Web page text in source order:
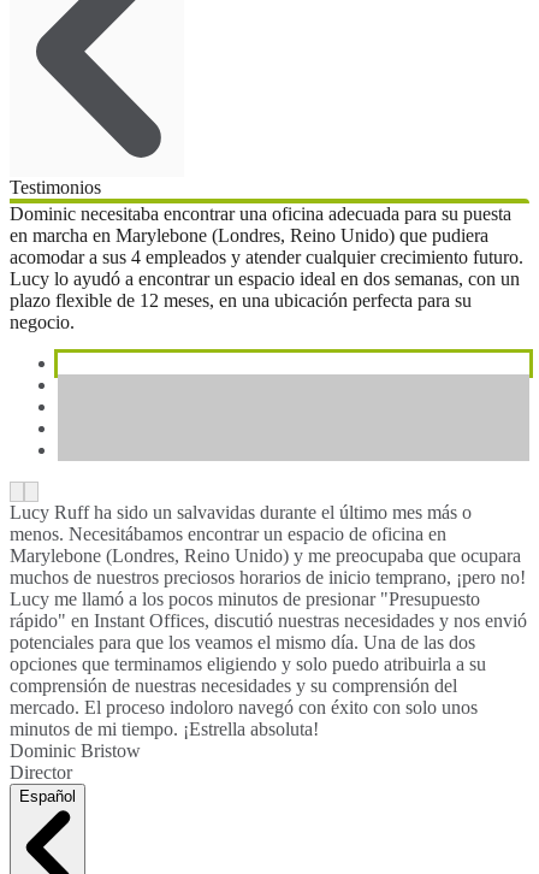
Testimonios
Dominic necesitaba encontrar una oficina adecuada para su puesta
en marcha en Marylebone (Londres, Reino Unido) que pudiera
acomodar a sus 4 empleados y atender cualquier crecimiento futuro.
Lucy lo ayudó a encontrar un espacio ideal en dos semanas, con un
plazo flexible de 12 meses, en una ubicación perfecta para su
negocio.
Lucy Ruff ha sido un salvavidas durante el último mes más o
menos. Necesitábamos encontrar un espacio de oficina en
Marylebone (Londres, Reino Unido) y me preocupaba que ocupara
muchos de nuestros preciosos horarios de inicio temprano, ¡pero no!
Lucy me llamó a los pocos minutos de presionar "Presupuesto
rápido" en Instant Offices, discutió nuestras necesidades y nos envió
potenciales para que los veamos el mismo día. Una de las dos
opciones que terminamos eligiendo y solo puedo atribuirla a su
comprensión de nuestras necesidades y su comprensión del
mercado. El proceso indoloro navegó con éxito con solo unos
minutos de mi tiempo. ¡Estrella absoluta!
Dominic Bristow
Director
Español